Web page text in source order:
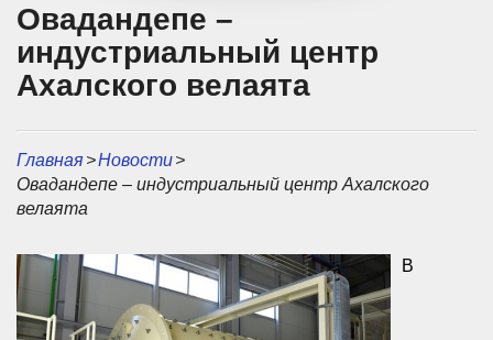
Овадандепе –
индустриальный центр
Ахалского велаята
Главная>Новости>
Овадандепе – индустриальный центр Ахалского
велаята
В